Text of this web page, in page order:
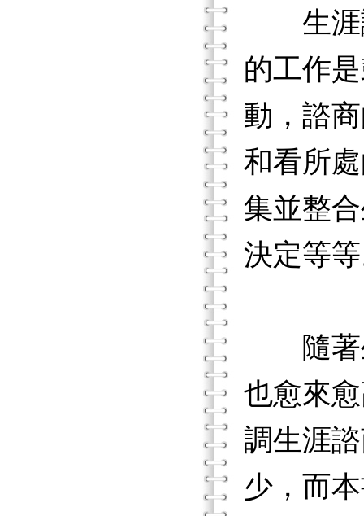
生涯諮
的工作
動，諮
和看所
集並整
決定等
隨著生
也愈來
調生涯
少，而